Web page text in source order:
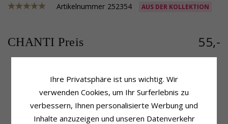
Artikelnummer 252354 AUS DER KOLLEKTION
CHANTI Preis 55,-
Produktinformation
Farbe:Weißen
Schmuckstein: Mondstein
Schmuckstein
Schliff: Cabochon-Schliff
Farbe:Weißem
Ihre Privatsphäre ist uns wichtig. Wir
verwenden Cookies, um Ihr Surferlebnis zu
verbessern, Ihnen personalisierte Werbung und
Inhalte anzuzeigen und unseren Datenverkehr